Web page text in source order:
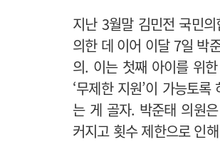
지난 3월말 김민전 국민
의한 데 이어 이달 7일 박
의. 이는 첫째 아이를 위
‘무제한 지원’이 가능토
는 게 골자. 박준태 의원
커지고 횟수 제한으로 인